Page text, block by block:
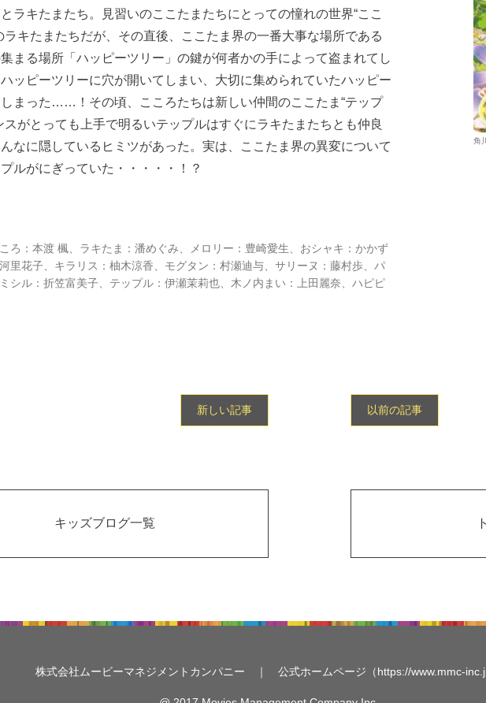
角
ラキたまたち。見習いのここたまたちにとっての憧れの世界“ここ
ラキたまたちだが、その直後、ここたま界の一番大事な場所である
まる場所「ハッピーツリー」の鍵が何者かの手によって盗まれてし
ッピーツリーに穴が開いてしまい、大切に集められていたハッピー
まった……！その頃、こころたちは新しい仲間のここたま“テップ
スがとっても上手で明るいテップルはすぐにラキたまたちとも仲良
なに隠しているヒミツがあった。実は、ここたま界の異変について
ルがにぎっていた・・・・・！？
ろ：本渡 楓、ラキたま：潘めぐみ、メロリー：豊崎愛生、おシャキ：かかず
里花子、キラリス：柚木涼香、モグタン：村瀬迪与、サリーヌ：藤村歩、パ
シル：折笠富美子、テップル：伊瀬茉莉也、木ノ内まい：上田麗奈、ハピピ
新しい記事 以前の記事
キッズブログ一覧
株式会社ムービーマネジメントカンパニー ｜ 公式ホームページ（https://www.mmc-